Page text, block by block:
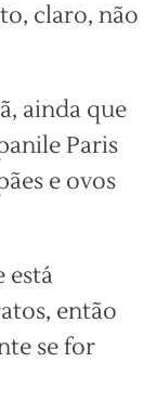
claro, não
ainda que
Paris
e ovos
está
então
se for